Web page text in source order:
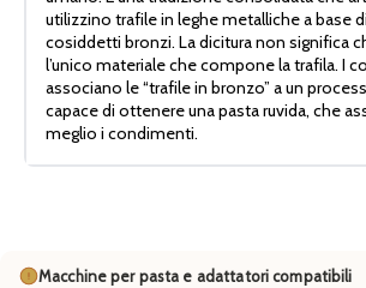
utilizzino trafile in leghe metalliche a base
cosiddetti bronzi. La dicitura non significa
l’unico materiale che compone la trafila. I
associano le “trafile in bronzo” a un
capace di ottenere una pasta ruvida, che
meglio i condimenti.
Macchine per pasta e adattatori compatibili